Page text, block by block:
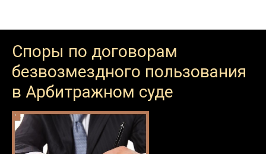
Споры по договорам
безвозмездного пользования
в Арбитражном суде